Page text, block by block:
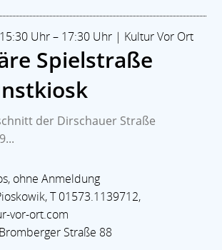
Uhr – 17:30 Uhr | Kultur Vor Ort
Spielstraße
der Dirschauer Straße
ohne Anmeldung
T 01573.1139712,
vor-ort.com
Straße 88